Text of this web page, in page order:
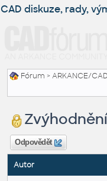
CAD diskuze, rady,
Fórum >ARKANCE/
Odpovědět
Autor